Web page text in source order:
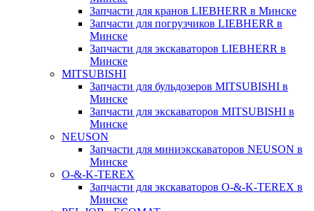
Запчасти для кранов LIEBHERR в Минске
Запчасти для погрузчиков LIEBHERR в
Минске
Запчасти для экскаваторов LIEBHERR в
Минске
MITSUBISHI
Запчасти для бульдозеров MITSUBISHI в
Минске
Запчасти для экскаваторов MITSUBISHI в
Минске
NEUSON
Запчасти для миниэкскаваторов NEUSON в
Минске
O-&-K-TEREX
Запчасти для экскаваторов O-&-K-TEREX в
Минске